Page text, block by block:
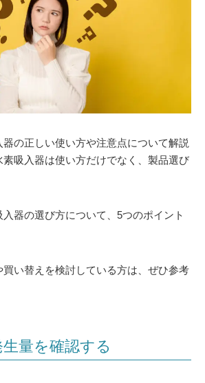
の正しい使い方や注意点について解説
素吸入器は使い方だけでなく、製品選び
器の選び方について、5つのポイント
い替えを検討している方は、ぜひ参考
量を確認する